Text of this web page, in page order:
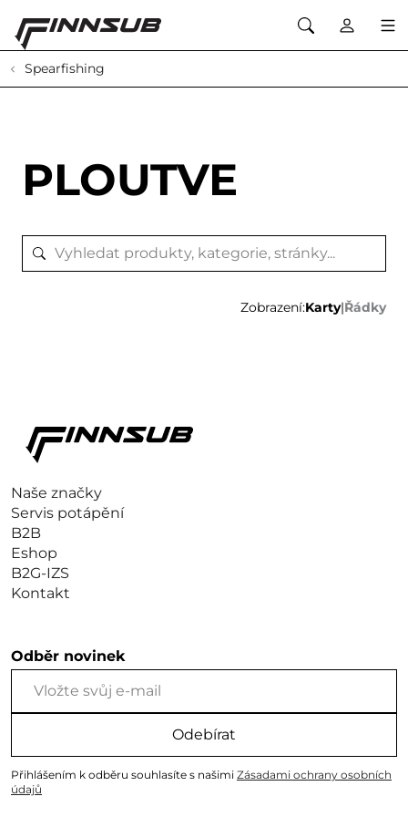
Spearfishing
PLOUTVE
Zobrazení:Karty|Řádky
Naše značky
Servis potápění
B2B
Eshop
B2G-IZS
Kontakt
Odběr novinek
Odebírat
Přihlášením k odběru souhlasíte s našimi Zásadami ochrany osobních
údajů